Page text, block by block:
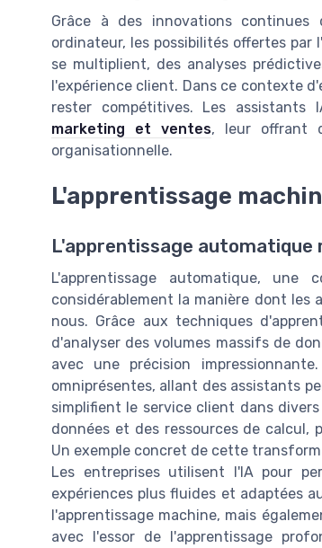
Grâce à des innovations
ordinateur, les possibilités offertes
se multiplient, des analyses
l'expérience client. Dans ce contexte
rester compétitives. Les assistants
marketing et ventes, leur offrant
organisationnelle.
L'apprentissage
L'apprentissage
L'apprentissage automatique, une
considérablement la manière dont
nous. Grâce aux techniques
d'analyser des volumes massifs de
avec une précision
omniprésentes, allant des assistants
simplifient le service client dans
données et des ressources de
Un exemple concret de cette
Les entreprises utilisent l'IA pour
expériences plus fluides et adaptées
l'apprentissage machine, mais
avec l'essor de l'apprentissage